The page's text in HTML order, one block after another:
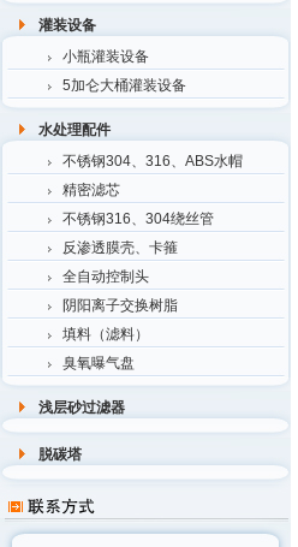
灌装设备
小瓶灌装设备
5加仑大桶灌装设备
水处理配件
不锈钢304、316、ABS水帽
精密滤芯
不锈钢316、304绕丝管
反渗透膜壳、卡箍
全自动控制头
阴阳离子交换树脂
填料（滤料）
臭氧曝气盘
浅层砂过滤器
脱碳塔